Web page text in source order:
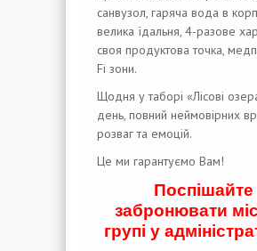
санвузол, гаряча вода в
велика їдальня, 4-разове
своя продуктова точка,
Fi зони.
Щодня у таборі «Лісові
день, повний неймовірних
розваг та емоцій.
Це ми гарантуємо Вам!
Поспішайте
забронювати
групі у